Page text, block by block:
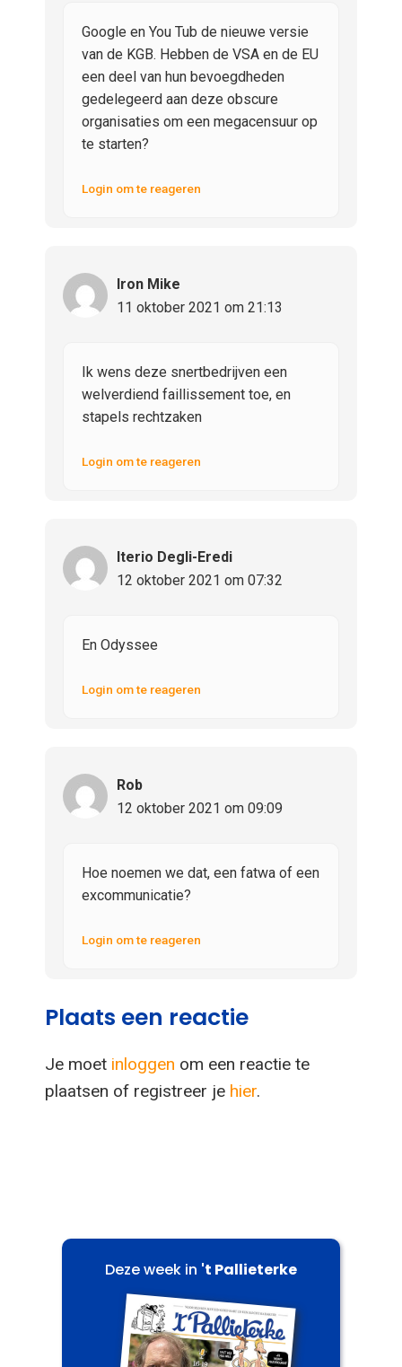
Google en You Tub de nieuwe versie
van de KGB. Hebben de VSA en de EU
een deel van hun bevoegdheden
gedelegeerd aan deze obscure
organisaties om een megacensuur op
te starten?
Login om te reageren
Iron Mike
11 oktober 2021 om 21:13
Ik wens deze snertbedrijven een
welverdiend faillissement toe, en
stapels rechtzaken
Login om te reageren
Iterio Degli-Eredi
12 oktober 2021 om 07:32
En Odyssee
Login om te reageren
Rob
12 oktober 2021 om 09:09
Hoe noemen we dat, een fatwa of een
excommunicatie?
Login om te reageren
Plaats een reactie
Je moet inloggen om een reactie te
plaatsen of registreer je hier.
Deze week in 't Pallieterke